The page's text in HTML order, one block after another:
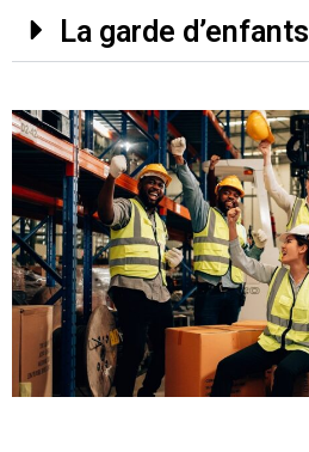
La garde d’enfants